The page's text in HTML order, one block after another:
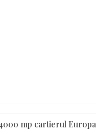
mp cartierul Europa